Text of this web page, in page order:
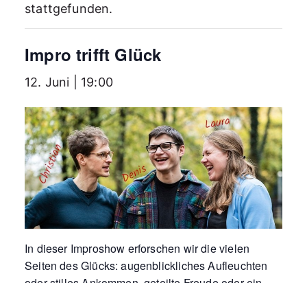
stattgefunden.
Impro trifft Glück
12. Juni | 19:00
In dieser Improshow erforschen wir die vielen
Seiten des Glücks: augenblickliches Aufleuchten